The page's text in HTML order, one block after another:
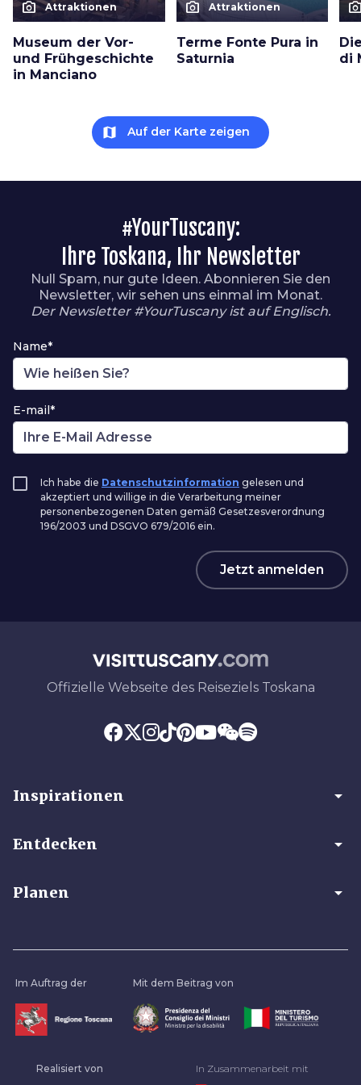
photo_camera Attraktionen
Museum der Vor-
und Frühgeschichte
in Manciano
photo_camera Attraktionen
Terme Fonte Pura in
Saturnia
di
map Auf der Karte zeigen
#YourTuscany:
Ihre Toskana, Ihr Newsletter
Null Spam, nur gute Ideen. Abonnieren Sie den
Newsletter, wir sehen uns einmal im Monat.
Der Newsletter #YourTuscany ist auf Englisch.
Name*
E-mail*
Ich habe die Datenschutzinformation gelesen und
akzeptiert und willige in die Verarbeitung meiner
personenbezogenen Daten gemäß Gesetzesverordnung
196/2003 und DSGVO 679/2016 ein.
Jetzt anmelden
Offizielle Webseite des Reiseziels Toskana
Inspirationen arrow_drop_down
Entdecken arrow_drop_down
Planen arrow_drop_down
Im Auftrag der Mit dem Beitrag von
Realisiert von In Zusammenarbeit mit